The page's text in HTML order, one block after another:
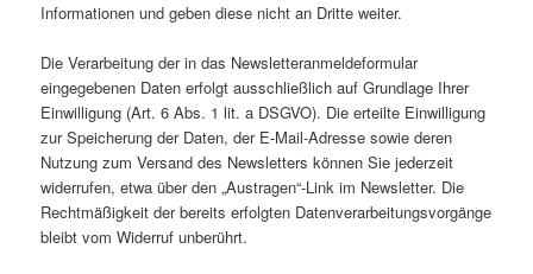
Informationen und geben diese nicht an Dritte weiter.
Die Verarbeitung der in das Newsletteranmeldeformular
eingegebenen Daten erfolgt ausschließlich auf Grundlage Ihrer
Einwilligung (Art. 6 Abs. 1 lit. a DSGVO). Die erteilte Einwilligung
zur Speicherung der Daten, der E-Mail-Adresse sowie deren
Nutzung zum Versand des Newsletters können Sie jederzeit
widerrufen, etwa über den „Austragen“-Link im Newsletter. Die
Rechtmäßigkeit der bereits erfolgten Datenverarbeitungsvorgänge
bleibt vom Widerruf unberührt.